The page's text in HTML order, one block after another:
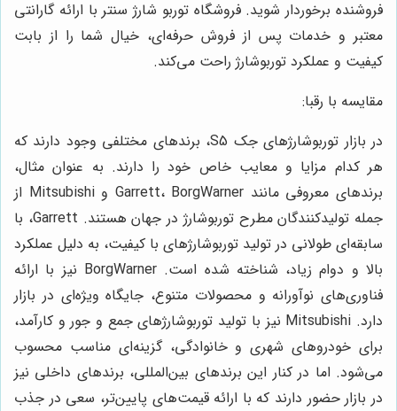
فروشنده برخوردار شوید. فروشگاه توربو شارژ سنتر با ارائه گارانتی
معتبر و خدمات پس از فروش حرفه‌ای، خیال شما را از بابت
کیفیت و عملکرد توربوشارژ راحت می‌کند.
مقایسه با رقبا:
در بازار توربوشارژهای جک S5، برندهای مختلفی وجود دارند که
هر کدام مزایا و معایب خاص خود را دارند. به عنوان مثال،
برندهای معروفی مانند Garrett، BorgWarner و Mitsubishi از
جمله تولیدکنندگان مطرح توربوشارژ در جهان هستند. Garrett، با
سابقه‌ای طولانی در تولید توربوشارژهای با کیفیت، به دلیل عملکرد
بالا و دوام زیاد، شناخته شده است. BorgWarner نیز با ارائه
فناوری‌های نوآورانه و محصولات متنوع، جایگاه ویژه‌ای در بازار
دارد. Mitsubishi نیز با تولید توربوشارژهای جمع و جور و کارآمد،
برای خودروهای شهری و خانوادگی، گزینه‌ای مناسب محسوب
می‌شود. اما در کنار این برندهای بین‌المللی، برندهای داخلی نیز
در بازار حضور دارند که با ارائه قیمت‌های پایین‌تر، سعی در جذب